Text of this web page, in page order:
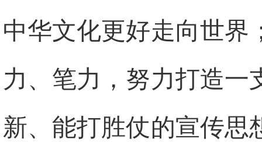
中华文化更好走向世界
力、笔力，努力打造一
新、能打胜仗的宣传思